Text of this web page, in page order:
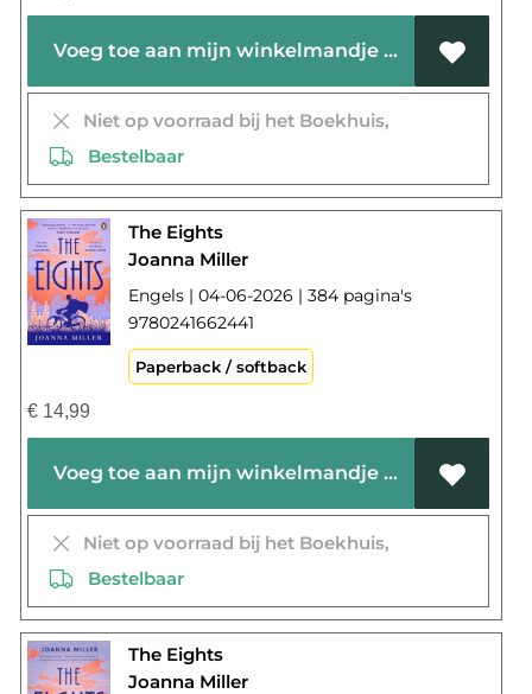
Voeg toe aan mijn winkelmandje
Niet op voorraad bij het Boekhuis,
Bestelbaar
The Eights
Joanna Miller
Engels | 04-06-2026 | 384 pagina's
9780241662441
Paperback / softback
€14,99
Voeg toe aan mijn winkelmandje
Niet op voorraad bij het Boekhuis,
Bestelbaar
The Eights
Joanna Miller